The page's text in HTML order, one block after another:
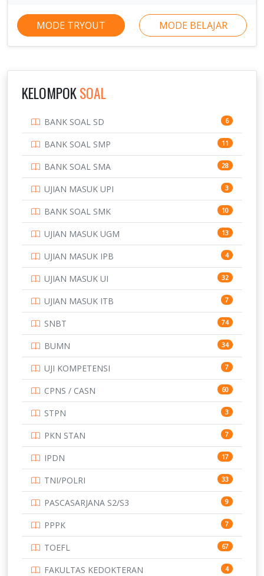
MODE TRYOUT MODE BELAJAR
KELOMPOKSOAL
BANK SOAL SD 6
BANK SOAL SMP 11
BANK SOAL SMA 28
UJIAN MASUK UPI 3
BANK SOAL SMK 10
UJIAN MASUK UGM 13
UJIAN MASUK IPB 4
UJIAN MASUK UI 32
UJIAN MASUK ITB 7
SNBT 74
BUMN 34
UJI KOMPETENSI 7
CPNS / CASN 60
STPN 3
PKN STAN 7
IPDN 17
TNI/POLRI 33
PASCASARJANA S2/S3 9
PPPK 7
TOEFL 67
FAKULTAS KEDOKTERAN 4